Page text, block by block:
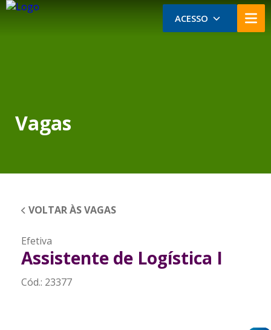
ACESSO
Vagas
VOLTAR ÀS VAGAS
Efetiva
Assistente de Logística I
Cód.: 23377